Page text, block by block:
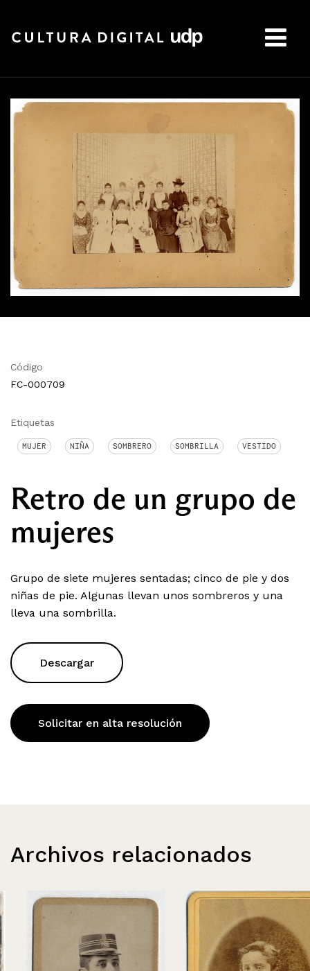
Código
FC-000709
Etiquetas
MUJER NIÑA SOMBRERO SOMBRILLA VESTIDO
Retro de un grupo de
mujeres
Grupo de siete mujeres sentadas; cinco de pie y dos
niñas de pie. Algunas llevan unos sombreros y una
lleva una sombrilla.
Descargar
Solicitar en alta resolución
Archivos relacionados